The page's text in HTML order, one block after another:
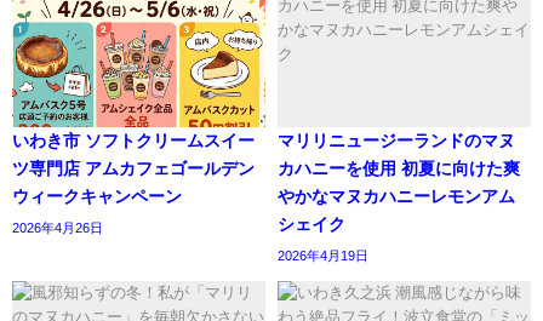
いわき市 ソフトクリームスイー
ツ専門店 アムカフェゴールデン
ウィークキャンペーン
2026年4月26日
マリリニュージーランドのマヌ
カハニーを使用 初夏に向けた爽
やかなマヌカハニーレモンアム
シェイク
2026年4月19日